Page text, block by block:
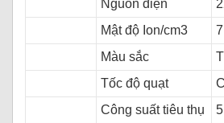
Nguồn điện
Mật độ Ion/cm3
Màu sắc
Tốc độ quạt
Công suất tiêu thụ